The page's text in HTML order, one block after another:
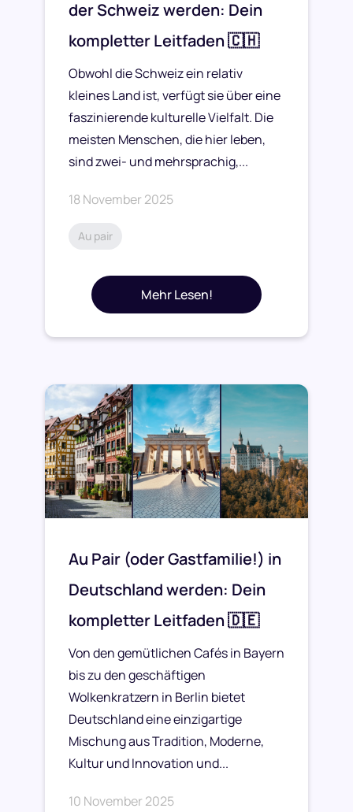
der Schweiz werden: Dein
kompletter Leitfaden 🇨🇭
Obwohl die Schweiz ein relativ
kleines Land ist, verfügt sie über eine
faszinierende kulturelle Vielfalt. Die
meisten Menschen, die hier leben,
sind zwei- und mehrsprachig,...
18 November 2025
Au pair
Mehr Lesen!
Au Pair (oder Gastfamilie!) in
Deutschland werden: Dein
kompletter Leitfaden 🇩🇪
Von den gemütlichen Cafés in Bayern
bis zu den geschäftigen
Wolkenkratzern in Berlin bietet
Deutschland eine einzigartige
Mischung aus Tradition, Moderne,
Kultur und Innovation und...
10 November 2025